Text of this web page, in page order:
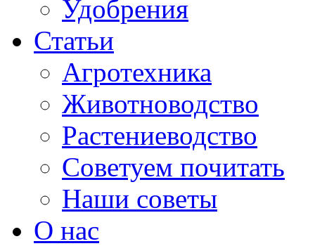
Удобрения
Статьи
Агротехника
Животноводство
Растениеводство
Советуем почитать
Наши советы
О нас